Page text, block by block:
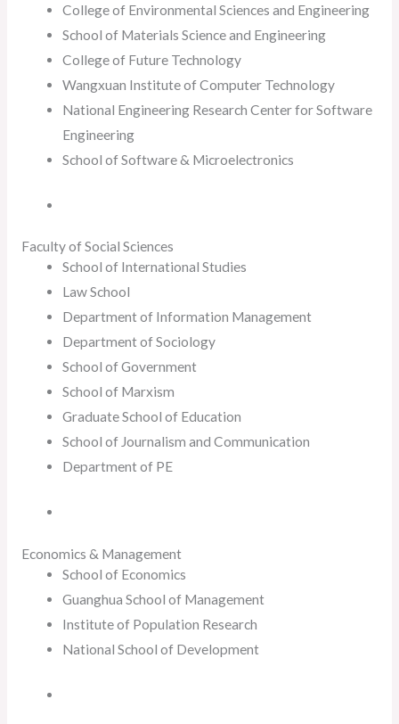
College of Environmental Sciences and Engineering
School of Materials Science and Engineering
College of Future Technology
Wangxuan Institute of Computer Technology
National Engineering Research Center for Software
Engineering
School of Software & Microelectronics
Faculty of Social Sciences
School of International Studies
Law School
Department of Information Management
Department of Sociology
School of Government
School of Marxism
Graduate School of Education
School of Journalism and Communication
Department of PE
Economics & Management
School of Economics
Guanghua School of Management
Institute of Population Research
National School of Development